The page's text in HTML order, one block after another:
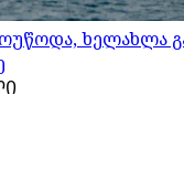
ხელახლა